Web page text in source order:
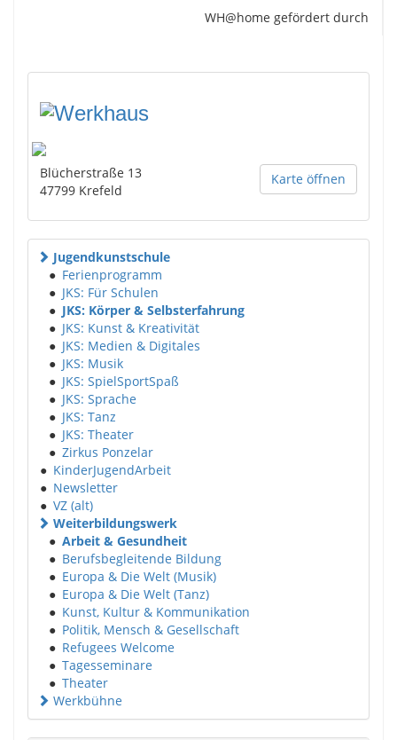
WH@home gefördert durch
Karte öffnen
Blücherstraße 13
47799 Krefeld
Jugendkunstschule
● Ferienprogramm
● JKS: Für Schulen
● JKS: Körper & Selbsterfahrung
● JKS: Kunst & Kreativität
● JKS: Medien & Digitales
● JKS: Musik
● JKS: SpielSportSpaß
● JKS: Sprache
● JKS: Tanz
● JKS: Theater
● Zirkus Ponzelar
● KinderJugendArbeit
● Newsletter
● VZ (alt)
Weiterbildungswerk
● Arbeit & Gesundheit
● Berufsbegleitende Bildung
● Europa & Die Welt (Musik)
● Europa & Die Welt (Tanz)
● Kunst, Kultur & Kommunikation
● Politik, Mensch & Gesellschaft
● Refugees Welcome
● Tagesseminare
● Theater
Werkbühne